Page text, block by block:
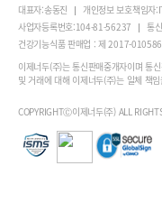
대표자:송동진
개인정보 보호책임자
사업자등록번호:104-81-56237
통
건강기능식품 판매업 : 제 2017-
이제너두(주)는 통신판매중개자이며 통
및 거래에 대해 이제너두(주)는 일체 책
COPYRIGHTⒸ이제너두(주) ALL